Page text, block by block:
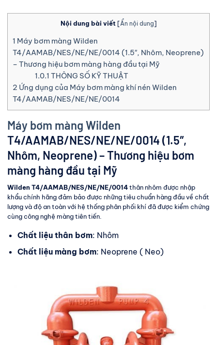
Nội dung bài viết [Ẩn nội dung]
1 Máy bơm màng Wilden
T4/AAMAB/NES/NE/NE/0014 (1.5″, Nhôm, Neoprene)
– Thương hiệu bơm màng hàng đầu tại Mỹ
1.0.1 THÔNG SỐ KỸ THUẬT
2 Ứng dụng của Máy bơm màng khí nén Wilden
T4/AAMAB/NES/NE/NE/0014
Máy bơm màng Wilden
T4/AAMAB/NES/NE/NE/0014 (1.5″,
Nhôm, Neoprene) – Thương hiệu bơm
màng hàng đầu tại Mỹ
Wilden T4/AAMAB/NES/NE/NE/0014thân nhôm được nhập
khẩu chính hãng đảm bảo được những tiêu chuẩn hàng đầu về chất
lượng và độ an toàn với hệ thống phân phối khí đã được kiểm chứng
cùng công nghệ màng tiên tiến.
Chất liệu thân bơm: Nhôm
Chất liệu màng bơm: Neoprene ( Neo)